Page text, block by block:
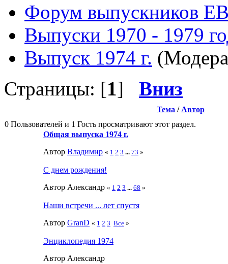
Форум выпускников
Выпуски 1970 - 1979
Выпуск 1974 г.
Страницы: [1] Вниз
Тема / Автор
0 Пользователей и 1 Гость просматривают этот раздел.
Общая выпуска 1974 г.
Автор Влaдимир « 1 2 3 ... 73 »
С днем рождения!
Автор Александр « 1 2 3 ... 68 »
Наши встречи ... лет спустя
Автор GranD « 1 2 3 Все »
Энциклопедия 1974
Автор Александр